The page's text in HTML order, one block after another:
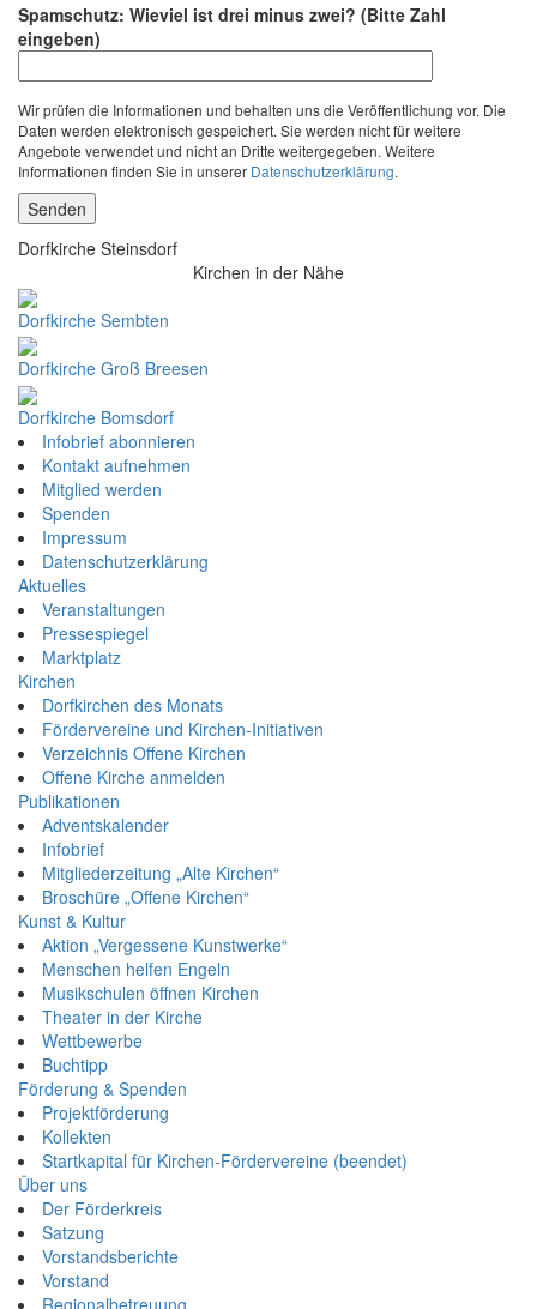
Bitte lasse dieses Feld leer.
Spamschutz: Wieviel ist drei minus zwei? (Bitte Zahl
eingeben)
Wir prüfen die Informationen und behalten uns die Veröffentlichung vor. Die
Daten werden elektronisch gespeichert. Sie werden nicht für weitere
Angebote verwendet und nicht an Dritte weitergegeben. Weitere
Informationen finden Sie in unserer Datenschutzerklärung.
Dorfkirche Steinsdorf
Kirchen in der Nähe
Dorfkirche Sembten
Dorfkirche Groß Breesen
Dorfkirche Bomsdorf
Infobrief abonnieren
Kontakt aufnehmen
Mitglied werden
Spenden
Impressum
Datenschutzerklärung
Aktuelles
Veranstaltungen
Pressespiegel
Marktplatz
Kirchen
Dorfkirchen des Monats
Fördervereine und Kirchen-Initiativen
Verzeichnis Offene Kirchen
Offene Kirche anmelden
Publikationen
Adventskalender
Infobrief
Mitgliederzeitung „Alte Kirchen“
Broschüre „Offene Kirchen“
Kunst & Kultur
Aktion „Vergessene Kunstwerke“
Menschen helfen Engeln
Musikschulen öffnen Kirchen
Theater in der Kirche
Wettbewerbe
Buchtipp
Förderung & Spenden
Projektförderung
Kollekten
Startkapital für Kirchen-Fördervereine (beendet)
Über uns
Der Förderkreis
Satzung
Vorstandsberichte
Vorstand
Regionalbetreuung